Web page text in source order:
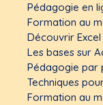
Pédagogie en
Formation au
Découvrir Excel
Les bases sur
Pédagogie par
Techniques
Formation au